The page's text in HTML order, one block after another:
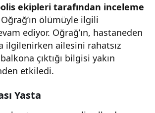
ekipleri tarafından inceleme
ölümüyle ilgili
ediyor. Oğrağ’ın, hastaneden
ilgilenirken ailesini rahatsız
çıktığı bilgisi yakın
etkiledi.
Yasta